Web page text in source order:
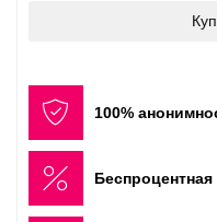
100%